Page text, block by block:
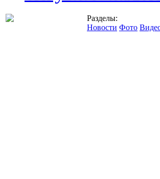
Разделы:
Новости Фото